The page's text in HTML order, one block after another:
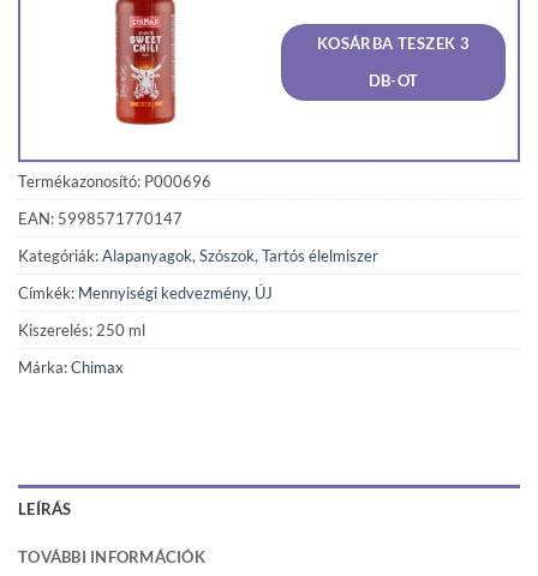
was:
860 Ft.
is:
817
KOSÁRBA TESZEK 3
DB-OT
Termékazonosító: P000696
EAN: 5998571770147
Kategóriák:Alapanyagok, Szószok, Tartós élelmiszer
Címkék: Mennyiségi kedvezmény, ÚJ
Kiszerelés: 250 ml
Márka:Chimax
LEÍRÁS
TOVÁBBI INFORMÁCIÓK